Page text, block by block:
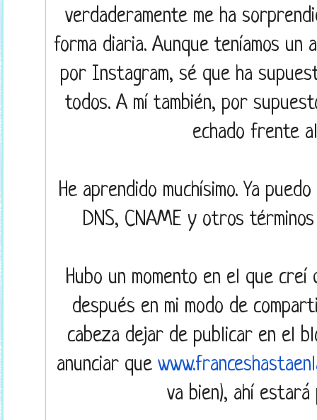
verdaderamente me ha
forma diaria. Aunque teníamos un
por Instagram, sé que ha
todos. A mí también, por
echado frente
He aprendido muchísimo. Ya
DNS, CNAME y otros
Hubo un momento en el que
después en mi modo de
cabeza dejar de publicar en el
anunciar que
va bien), ahí estará